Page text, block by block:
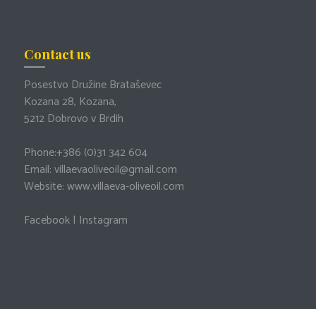
Contact us
Posestvo Družine Brataševec
Kozana 28, Kozana,
5212 Dobrovo v Brdih
Phone:+386 (0)31 342 604
Email:villaevaoliveoil@gmail.com
Website:www.villaeva-oliveoil.com
Facebook| Instagram